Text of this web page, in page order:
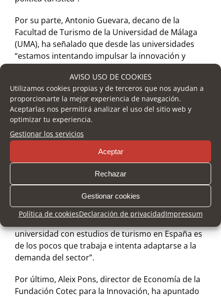
AVISO USO DE COOKIES
Utilizamos cookies propias y de terceros que nos ayudan a
proporcionarte la mejor experiencia de navegación.
Aceptarlas nos permitirá analizar el uso del sitio web y
optimizar tu experiencia.
Gestionar los servicios
Aceptar
Rechazar
Gestionar cookies
Política de cookiesDeclaración de privacidadImpressum
Por su parte, Antonio Guevara, decano de la
Facultad de Turismo de la Universidad de Málaga
(UMA), ha señalado que desde las universidades
“estamos intentando impulsar la innovación y
nuestros ámbitos de competencias redes de
posgrado y de investigación y también a través de
institutos de innovación”. En este sentido, Guevara
ha manifestado que “hay que poner en valor los
datos en turismo y lo que representa para el
conjunto de nuestra economía” y por ello, “una de
las cosas que más hemos trabajado el sistema de
información turística”. Junto a ello, Guevara ha
explicado que en la universidad “tienen que
preparar a profesionales para trabajar en el sector,
pero también a personas que sepan pensar para
incorporarse al mundo de la ciencia y la
universidad con estudios de turismo en España es
de los pocos que trabaja e intenta adaptarse a la
demanda del sector”.
Por último, Aleix Pons, director de Economía de la
Fundación Cotec para la Innovación, ha apuntado